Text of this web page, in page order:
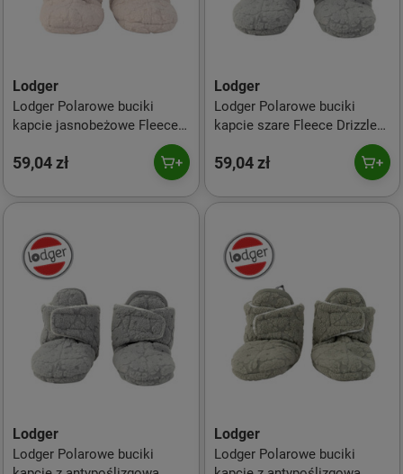
Lodger
Lodger Polarowe buciki
kapcie jasnobeżowe Fleece
59,04 zł
Lodger
Lodger Polarowe buciki
kapcie szare Fleece Drizzle
59,04 zł
Lodger
Lodger Polarowe buciki
Lodger
Lodger Polarowe buciki